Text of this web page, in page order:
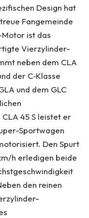
Design hat
Fangemeinde
ist das
Vierzylinder-
neben dem CLA
der C‑Klasse
und dem GLC
45 S leistet er
Sportwagen
Den Spurt
h erledigen beide
den reinen